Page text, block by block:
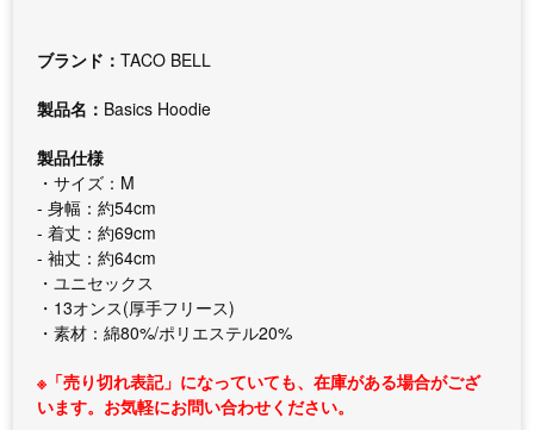
ブランド：TACO BELL
製品名： Basics Hoodie
製品仕様
・サイズ：M
- 身幅：約54cm
- 着丈：約69cm
- 袖丈：約64cm
・ユニセックス
・13オンス(厚手フリース)
・素材：綿80%/ポリエステル20%
※「売り切れ表記」になっていても、在庫がある場合がござ
います。お気軽にお問い合わせください。